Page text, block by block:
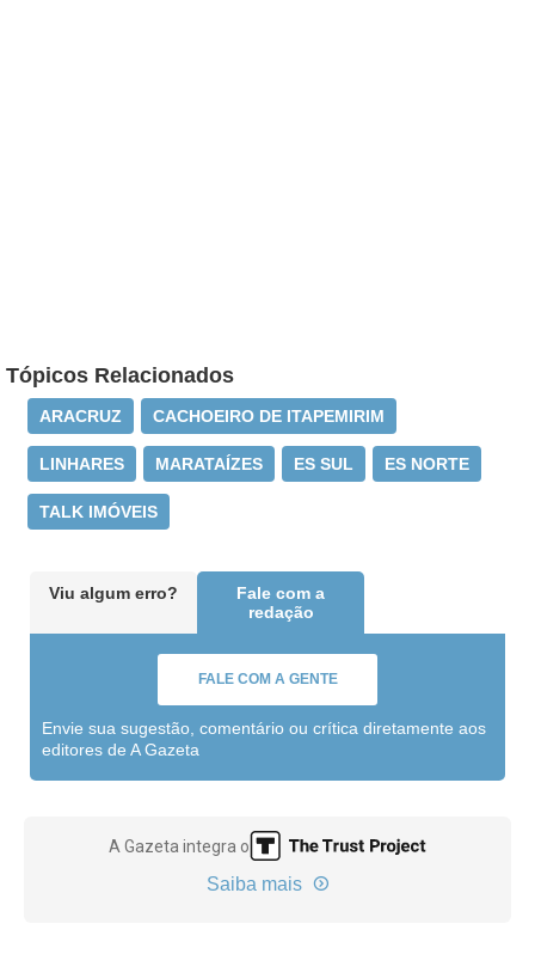
Tópicos Relacionados
ARACRUZ CACHOEIRO DE ITAPEMIRIM
LINHARES MARATAÍZES ES SUL ES NORTE
TALK IMÓVEIS
Viu algum erro?
Fale com a
redação
FALE COM A GENTE
Envie sua sugestão, comentário ou crítica diretamente aos
editores de A Gazeta
A Gazeta integra o
Saiba mais